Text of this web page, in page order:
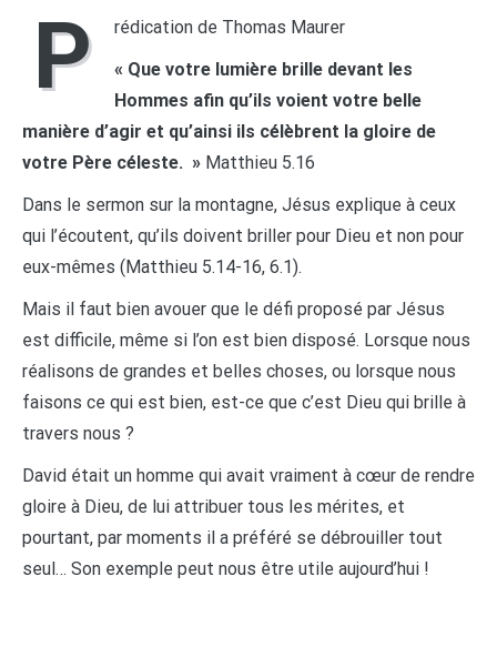
P
rédication de Thomas Maurer
« Que votre lumière brille devant les
Hommes afin qu’ils voient votre belle
manière d’agir et qu’ainsi ils célèbrent la gloire de
votre Père céleste. » Matthieu 5.16
Dans le sermon sur la montagne, Jésus explique à ceux
qui l’écoutent, qu’ils doivent briller pour Dieu et non pour
eux-mêmes (Matthieu 5.14-16, 6.1).
Mais il faut bien avouer que le défi proposé par Jésus
est difficile, même si l’on est bien disposé. Lorsque nous
réalisons de grandes et belles choses, ou lorsque nous
faisons ce qui est bien, est-ce que c’est Dieu qui brille à
travers nous ?
David était un homme qui avait vraiment à cœur de rendre
gloire à Dieu, de lui attribuer tous les mérites, et
pourtant, par moments il a préféré se débrouiller tout
seul… Son exemple peut nous être utile aujourd’hui !